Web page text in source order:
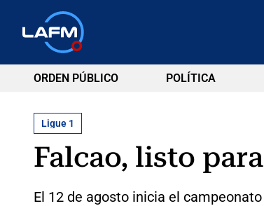
ORDEN PÚBLICO POLÍTICA
Ligue 1
Falcao, listo
El 12 de agosto inicia el